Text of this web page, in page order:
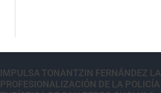
IMPULSA TONANTZIN FERNÁNDEZ LA
PROFESIONALIZACIÓN DE LA POLICÍA